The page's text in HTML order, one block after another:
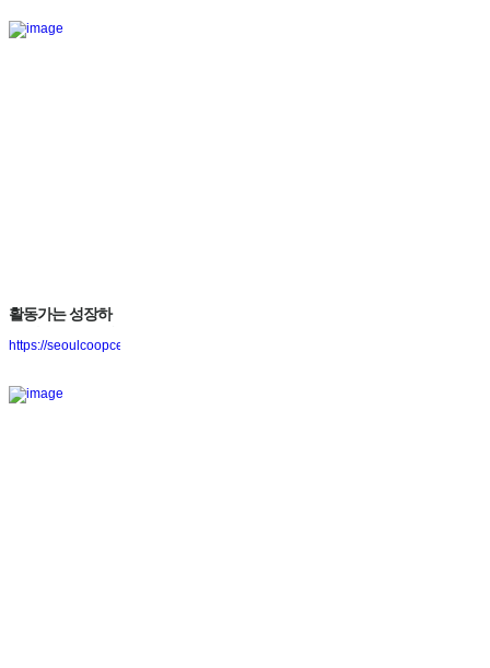
활동가는 성장하
진다! 도시재생활
https://seoulcoopcenter.blog.me/221577640520